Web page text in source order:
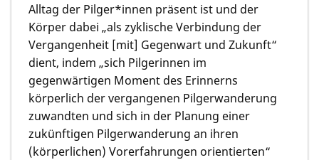
Alltag der Pilger*innen präsent ist und der
Körper dabei „als zyklische Verbindung der
Vergangenheit [mit] Gegenwart und Zukunft“
dient, indem „sich Pilgerinnen im
gegenwärtigen Moment des Erinnerns
körperlich der vergangenen Pilgerwanderung
zuwandten und sich in der Planung einer
zukünftigen Pilgerwanderung an ihren
(körperlichen) Vorerfahrungen orientierten“